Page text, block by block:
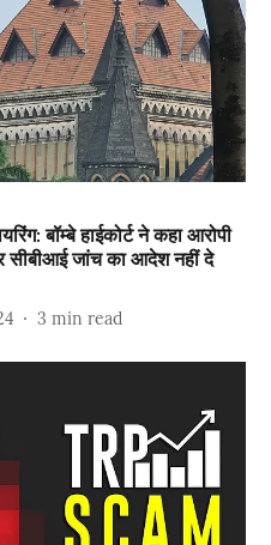
बॉम्बे हाईकोर्ट ने कहा आरोपी
जांच का आदेश नहीं दे
3 min read